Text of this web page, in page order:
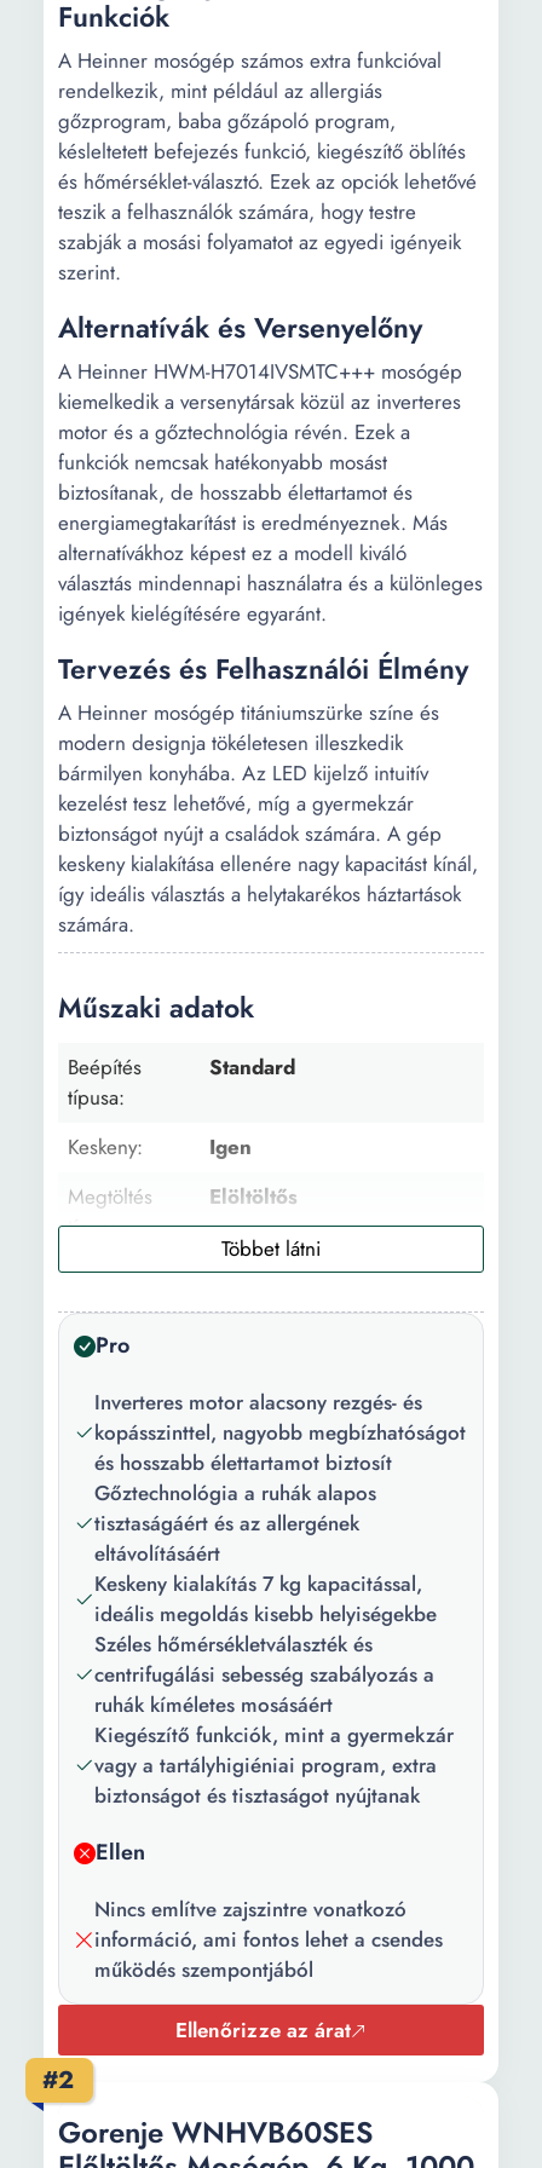
Funkciók
A Heinner mosógép számos extra funkcióval
rendelkezik, mint például az allergiás
gőzprogram, baba gőzápoló program,
késleltetett befejezés funkció, kiegészítő öblítés
és hőmérséklet-választó. Ezek az opciók lehetővé
teszik a felhasználók számára, hogy testre
szabják a mosási folyamatot az egyedi igényeik
szerint.
Alternatívák és Versenyelőny
A Heinner HWM-H7014IVSMTC+++ mosógép
kiemelkedik a versenytársak közül az inverteres
motor és a gőztechnológia révén. Ezek a
funkciók nemcsak hatékonyabb mosást
biztosítanak, de hosszabb élettartamot és
energiamegtakarítást is eredményeznek. Más
alternatívákhoz képest ez a modell kiváló
választás mindennapi használatra és a különleges
igények kielégítésére egyaránt.
Tervezés és Felhasználói Élmény
A Heinner mosógép titániumszürke színe és
modern designja tökéletesen illeszkedik
bármilyen konyhába. Az LED kijelző intuitív
kezelést tesz lehetővé, míg a gyermekzár
biztonságot nyújt a családok számára. A gép
keskeny kialakítása ellenére nagy kapacitást kínál,
így ideális választás a helytakarékos háztartások
számára.
Műszaki adatok
Beépítés
típusa:
Standard
Keskeny:
Igen
Megtöltés
típusa:
Elöltöltős
Család mérete: 3 tag 4 tag
kapacítás:
Centrifugálási
sebesség:
1400 fordulat/perc
Centrifuga
zajszint:
76 dB
Ajtónyitás
iránya:
Bal
Vezérlőpanel
típusa:
Digitális
Szín:
Szürke
Mélység:
46.5 cm
Magasság:
Energiahatékonyság
a legújabb európai
előírások szerint:
C energiaosztály
Centrifugálási
hatékonyság:
B
Energiafogyasztás
/ 100 mosás:
Pro
Inverteres motor alacsony rezgés- és
kopásszinttel, nagyobb megbízhatóságot
és hosszabb élettartamot biztosít
Gőztechnológia a ruhák alapos
tisztaságáért és az allergének
eltávolításáért
Keskeny kialakítás 7 kg kapacitással,
ideális megoldás kisebb helyiségekbe
Széles hőmérsékletválaszték és
centrifugálási sebesség szabályozás a
ruhák kíméletes mosásáért
Kiegészítő funkciók, mint a gyermekzár
vagy a tartályhigiéniai program, extra
biztonságot és tisztaságot nyújtanak
Ellen
Nincs említve zajszintre vonatkozó
információ, ami fontos lehet a csendes
működés szempontjából
Ellenőrizze az árat
#2
Gorenje WNHVB60SES